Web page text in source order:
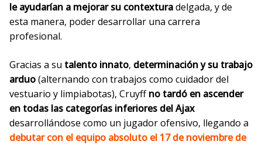
le ayudarían a mejorar su contexturadelgada, y de
esta manera, poder desarrollar una carrera
profesional.
Gracias a su talento innato, determinación y su trabajo
arduo(alternando con trabajos como cuidador del
vestuario y limpiabotas), Cruyffno tardó en ascender
en todas las categorías inferiores del Ajax
desarrollándose como un jugador ofensivo, llegando a
debutar con el equipo absoluto el 17 de noviembre de